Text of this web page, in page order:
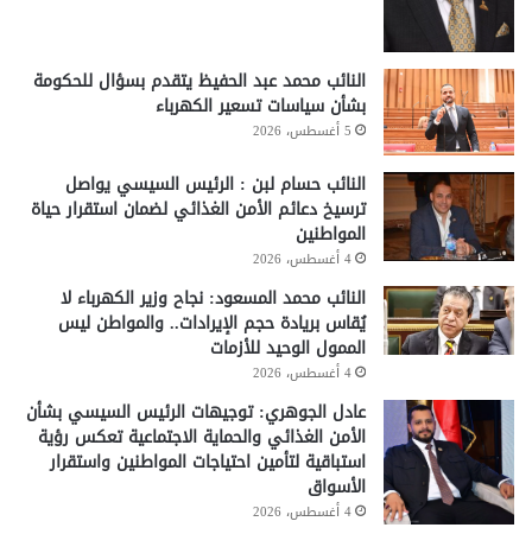
النائب محمد عبد الحفيظ يتقدم بسؤال للحكومة
بشأن سياسات تسعير الكهرباء
5 أغسطس، 2026
النائب حسام لبن : الرئيس السيسي يواصل
ترسيخ دعائم الأمن الغذائي لضمان استقرار حياة
المواطنين
4 أغسطس، 2026
النائب محمد المسعود: نجاح وزير الكهرباء لا
يُقاس بريادة حجم الإيرادات.. والمواطن ليس
الممول الوحيد للأزمات
4 أغسطس، 2026
عادل الجوهري: توجيهات الرئيس السيسي بشأن
الأمن الغذائي والحماية الاجتماعية تعكس رؤية
استباقية لتأمين احتياجات المواطنين واستقرار
الأسواق
4 أغسطس، 2026